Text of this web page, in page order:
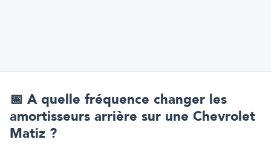
📅 A quelle fréquence changer les
amortisseurs arrière sur une Chevrolet
Matiz ?